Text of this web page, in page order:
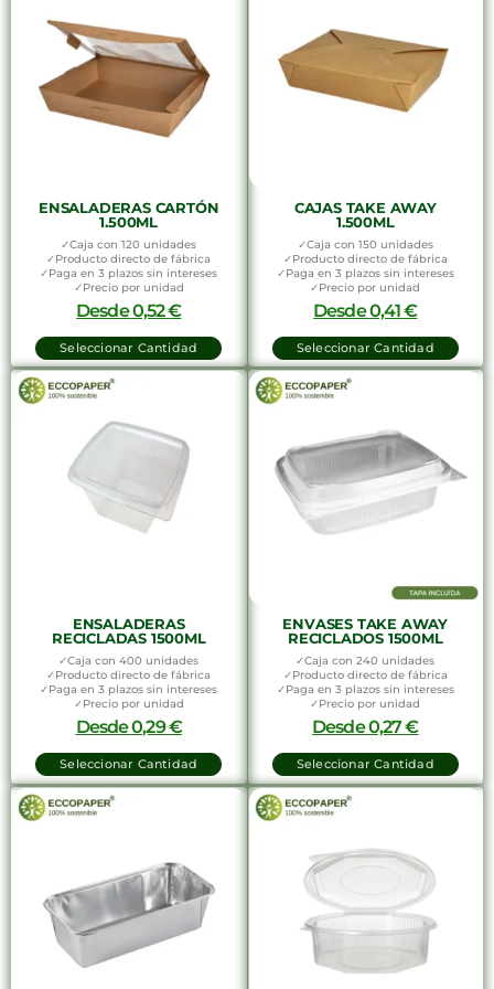
ENSALADERAS CARTÓN
1.500ML
✓Caja con 120 unidades
✓Producto directo de fábrica
✓Paga en 3 plazos sin intereses
✓Precio por unidad
Desde0,52€
Seleccionar Cantidad
CAJAS TAKE AWAY
1.500ML
✓Caja con 150 unidades
✓Producto directo de fábrica
✓Paga en 3 plazos sin intereses
✓Precio por unidad
Desde0,41€
Seleccionar Cantidad
ENSALADERAS
RECICLADAS 1500ML
✓Caja con 400 unidades
✓Producto directo de fábrica
✓Paga en 3 plazos sin intereses
✓Precio por unidad
Desde0,29€
Seleccionar Cantidad
ENVASES TAKE AWAY
RECICLADOS 1500ML
✓Caja con 240 unidades
✓Producto directo de fábrica
✓Paga en 3 plazos sin intereses
✓Precio por unidad
Desde0,27€
Seleccionar Cantidad